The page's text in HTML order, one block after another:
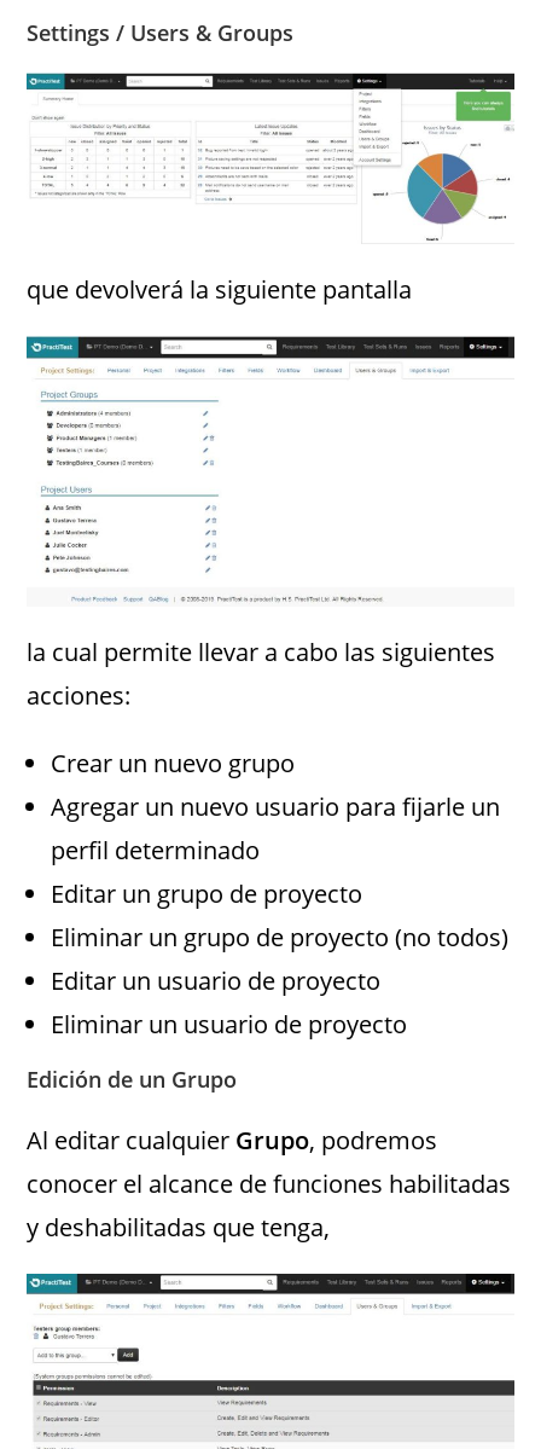
Settings / Users & Groups
que devolverá la siguiente pantalla
la cual permite llevar a cabo las siguientes
acciones:
Crear un nuevo grupo
Agregar un nuevo usuario para fijarle un
perfil determinado
Editar un grupo de proyecto
Eliminar un grupo de proyecto (no todos)
Editar un usuario de proyecto
Eliminar un usuario de proyecto
Edición de un Grupo
Al editar cualquier Grupo, podremos
conocer el alcance de funciones habilitadas
y deshabilitadas que tenga,